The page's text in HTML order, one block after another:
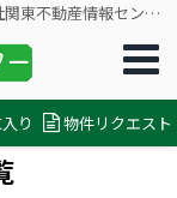
川越市野田中校区の売買土地・売地一覧｜株式会社関東不動産情報センター
り 物件リクエスト